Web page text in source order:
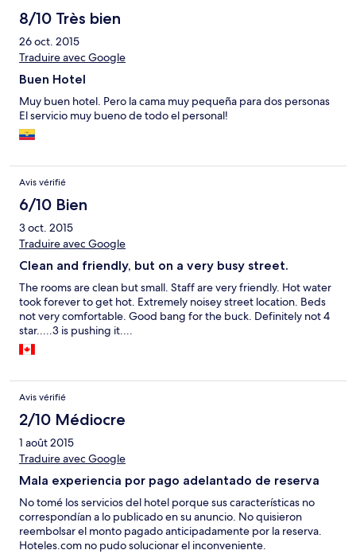
8/10 Très bien
26 oct. 2015
Traduire avec Google
Buen Hotel
Muy buen hotel. Pero la cama muy pequeña para dos personas
El servicio muy bueno de todo el personal!
Avis vérifié
6/10 Bien
3 oct. 2015
Traduire avec Google
Clean and friendly, but on a very busy street.
The rooms are clean but small. Staff are very friendly. Hot water
took forever to get hot. Extremely noisey street location. Beds
not very comfortable. Good bang for the buck. Definitely not 4
star.....3 is pushing it....
Avis vérifié
2/10 Médiocre
1 août 2015
Traduire avec Google
Mala experiencia por pago adelantado de reserva
No tomé los servicios del hotel porque sus características no
correspondían a lo publicado en su anuncio. No quisieron
reembolsar el monto pagado anticipadamente por la reserva.
Hoteles.com no pudo solucionar el inconveniente.